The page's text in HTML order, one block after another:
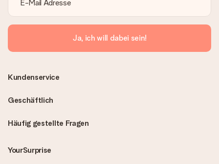
Ja, ich will dabei sein!
Häufig gestellte Fragen
YourSurprise
Kundenservice
Geschäftlich